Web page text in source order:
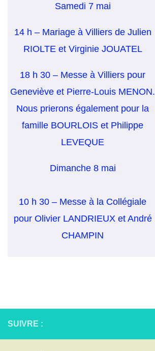
Samedi 7 mai
14 h – Mariage à Villiers de Julien
RIOLTE et Virginie JOUATEL
18 h 30 – Messe à Villiers pour
Geneviève et Pierre-Louis MENON.
Nous prierons également pour la
famille BOURLOIS et Philippe
LEVEQUE
Dimanche 8 mai
10 h 30 – Messe à la Collégiale
pour Olivier LANDRIEUX et André
CHAMPIN
SUIVRE :